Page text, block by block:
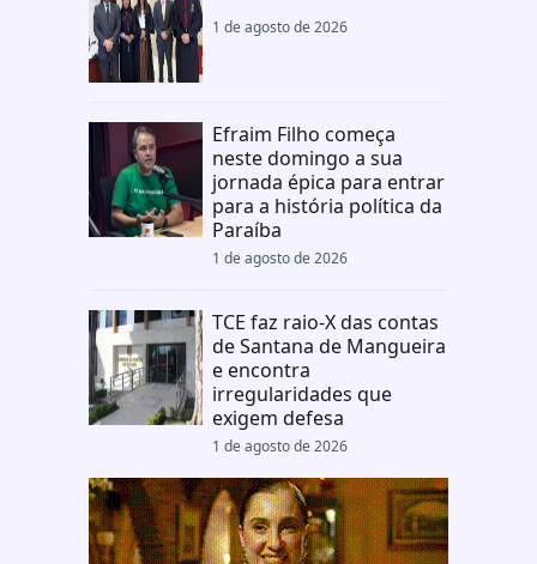
1 de agosto de 2026
Efraim Filho começa
neste domingo a sua
jornada épica para entrar
para a história política da
Paraíba
1 de agosto de 2026
TCE faz raio-X das contas
de Santana de Mangueira
e encontra
irregularidades que
exigem defesa
1 de agosto de 2026